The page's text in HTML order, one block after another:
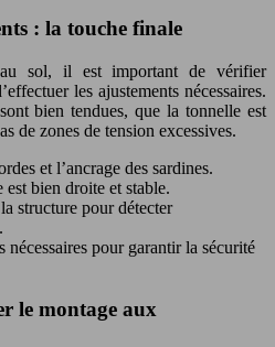
: la touche finale
sol, il est important de vérifier
les ajustements nécessaires.
bien tendues, que la tonnelle est
de zones de tension excessives.
et l’ancrage des sardines.
est bien droite et stable.
structure pour détecter
nécessaires pour garantir la sécurité
le montage aux